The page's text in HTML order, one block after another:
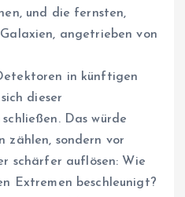
und die fernsten,
angetrieben von
in künftigen
dieser
Das würde
zählen, sondern vor
schärfer auflösen: Wie
Extremen beschleunigt?